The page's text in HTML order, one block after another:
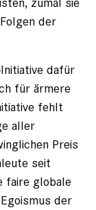
der
dafür
für ärmere
fehlt
aller
Preis
seit
faire globale
der